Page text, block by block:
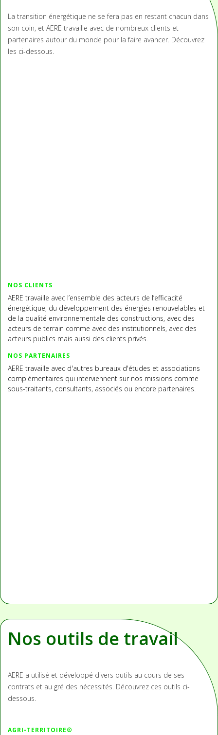
La transition énergétique ne se fera pas en restant chacun dans
son coin, et AERE travaille avec de nombreux clients et
partenaires autour du monde pour la faire avancer. Découvrez
les ci-dessous.
NOS CLIENTS
AERE travaille avec l’ensemble des acteurs de l’efficacité
énergétique, du développement des énergies renouvelables et
de la qualité environnementale des constructions, avec des
acteurs de terrain comme avec des institutionnels, avec des
acteurs publics mais aussi des clients privés.
NOS PARTENAIRES
AERE travaille avec d'autres bureaux d'études et associations
complémentaires qui interviennent sur nos missions comme
sous-traitants, consultants, associés ou encore partenaires.
Nos outils de travail
AERE a utilisé et développé divers outils au cours de ses
contrats et au gré des nécessités. Découvrez ces outils ci-
dessous.
AGRI-TERRITOIRE®